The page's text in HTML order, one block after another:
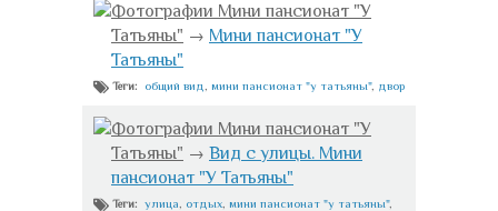
Фотографии Мини пансионат "У
Татьяны" → Мини пансионат "У
Татьяны"
Теги: общий вид мини пансионат "у татьяны", двор
Фотографии Мини пансионат "У
Татьяны" → Вид с улицы. Мини
пансионат "У Татьяны"
Теги: улица отдых мини пансионат "у татьяны",